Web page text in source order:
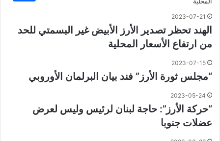
2023-07-21
الهند تحظر تصدير الأرز الأبيض غير البسمتي للحد
من ارتفاع الأسعار المحلية
2023-07-15
“مجلس ثورة الأرز” فند بيان البرلمان الأوروبي
2023-05-24
“حركة الأرز”: حاجة لبنان لرئيس وليس لعرض
عضلات جنوبا